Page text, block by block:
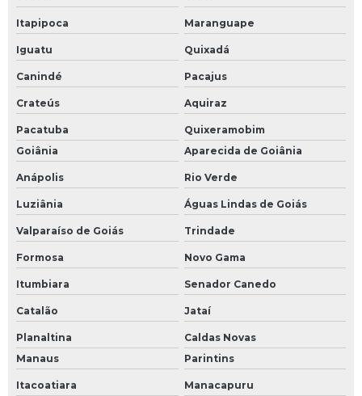
Itapipoca Maranguape
Iguatu Quixadá
Canindé Pacajus
Crateús Aquiraz
Pacatuba
Quixeramobim
Goiânia
Aparecida de Goiânia
Anápolis Rio Verde
Luziânia Águas Lindas de Goiás
Valparaíso de Goiás Trindade
Formosa Novo Gama
Itumbiara Senador Canedo
Catalão Jataí
Planaltina
Caldas Novas
Manaus
Parintins
Itacoatiara Manacapuru